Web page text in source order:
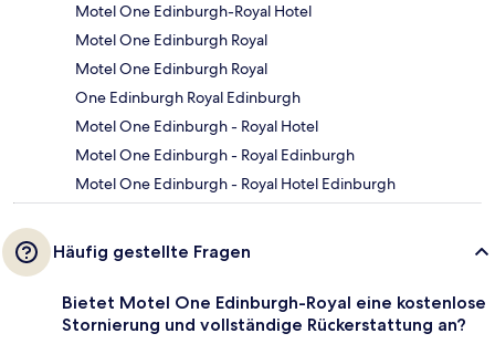
Motel One Edinburgh-Royal Hotel
Motel One Edinburgh Royal
Motel One Edinburgh Royal
One Edinburgh Royal Edinburgh
Motel One Edinburgh - Royal Hotel
Motel One Edinburgh - Royal Edinburgh
Motel One Edinburgh - Royal Hotel Edinburgh
Häufig gestellte Fragen
Bietet Motel One Edinburgh-Royal eine kostenlose
Stornierung und vollständige Rückerstattung an?